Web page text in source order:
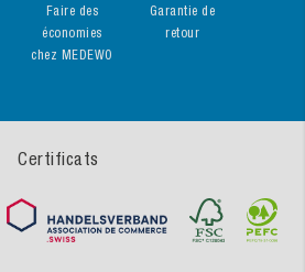
Faire des
économies
chez MEDEWO
Garantie de
retour
Certificats